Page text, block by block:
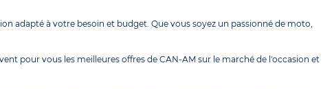
adapté à votre besoin et budget. Que vous soyez un passionné de moto,
pour vous les meilleures offres de CAN-AM sur le marché de l'occasion et